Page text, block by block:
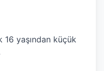
yaşından küçük